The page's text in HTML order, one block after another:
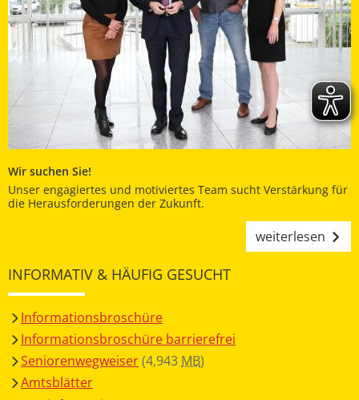
Wir suchen Sie!
Unser engagiertes und motiviertes Team sucht Verstärkung für
die Herausforderungen der Zukunft.
weiterlesen
INFORMATIV & HÄUFIG GESUCHT
Informationsbroschüre
Informationsbroschüre barrierefrei
Seniorenwegweiser(4,943 MB)
Amtsblätter